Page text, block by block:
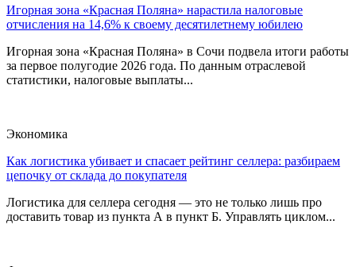
Игорная зона «Красная Поляна» нарастила налоговые
отчисления на 14,6% к своему десятилетнему юбилею
Игорная зона «Красная Поляна» в Сочи подвела итоги работы
за первое полугодие 2026 года. По данным отраслевой
статистики, налоговые выплаты...
Экономика
Как логистика убивает и спасает рейтинг селлера: разбираем
цепочку от склада до покупателя
Логистика для селлера сегодня — это не только лишь про
доставить товар из пункта А в пункт Б. Управлять циклом...